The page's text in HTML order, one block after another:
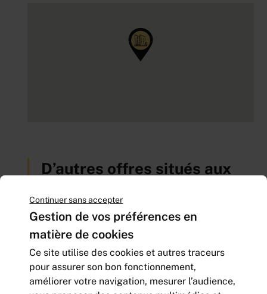
D’autres offres situés aux
Continuer sans accepter
Gestion de vos préférences en
matière de cookies
Ce site utilise des cookies et autres traceurs
pour assurer son bon fonctionnement,
améliorer votre navigation, mesurer l’audience,